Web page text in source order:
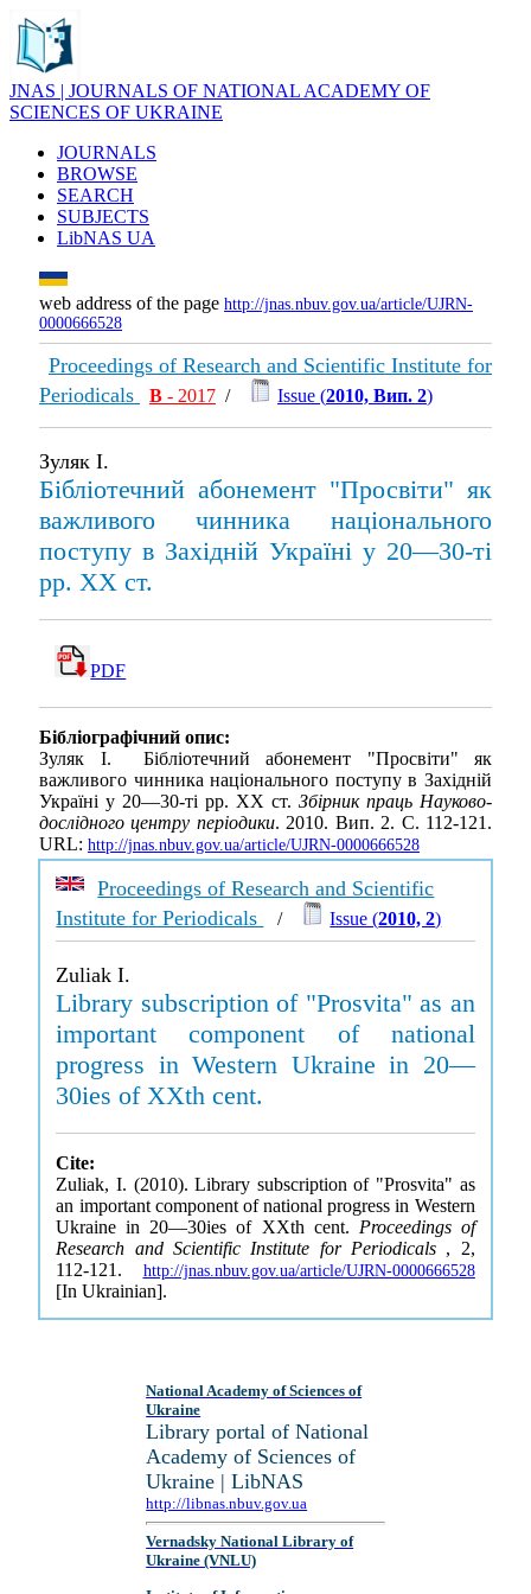
JNAS | JOURNALS OF NATIONAL ACADEMY OF
SCIENCES OF UKRAINE
JOURNALS
BROWSE
SEARCH
SUBJECTS
LibNAS UA
web address of the page http://jnas.nbuv.gov.ua/article/UJRN-
0000666528
Proceedings of Research and Scientific Institute for
Periodicals
В - 2017 / Issue (2010, Вип. 2)
Зуляк І.
Бібліотечний абонемент "Просвіти" як
важливого чинника національного
поступу в Західній Україні у 20—30-ті
рр. XX ст.
PDF
Бібліографічний опис:
Зуляк І. Бібліотечний абонемент "Просвіти" як
важливого чинника національного поступу в Західній
Україні у 20—30-ті рр. XX ст. Збірник праць Науково-
дослідного центру періодики. 2010. Вип. 2. С. 112-121.
URL: http://jnas.nbuv.gov.ua/article/UJRN-0000666528
Proceedings of Research and Scientific
Institute for Periodicals
/ Issue (2010, 2)
Zuliak I.
Library subscription of "Prosvita" as an
important component of national
progress in Western Ukraine in 20—
30ies of XXth cent.
Cite:
Zuliak, I. (2010). Library subscription of "Prosvita" as
an important component of national progress in Western
Ukraine in 20—30ies of XXth cent. Proceedings of
Research and Scientific Institute for Periodicals , 2,
112-121. http://jnas.nbuv.gov.ua/article/UJRN-0000666528
[In Ukrainian].
National Academy of Sciences of
Ukraine
Library portal of National
Academy of Sciences of
Ukraine | LibNAS
http://libnas.nbuv.gov.ua
Vernadsky National Library of
Ukraine (VNLU)